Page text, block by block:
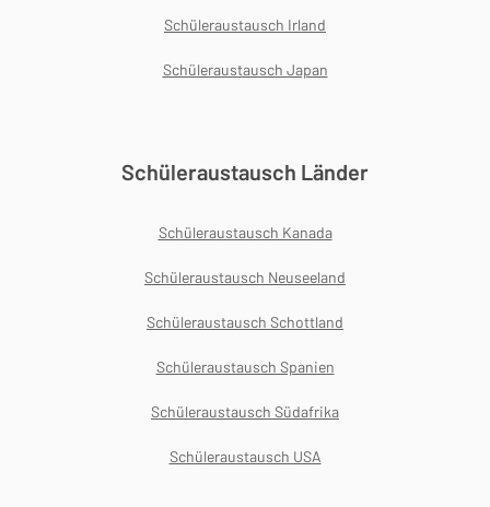
Schüleraustausch Irland
Schüleraustausch Japan
Schüleraustausch Länder
Schüleraustausch Kanada
Schüleraustausch Neuseeland
Schüleraustausch Schottland
Schüleraustausch Spanien
Schüleraustausch Südafrika
Schüleraustausch USA